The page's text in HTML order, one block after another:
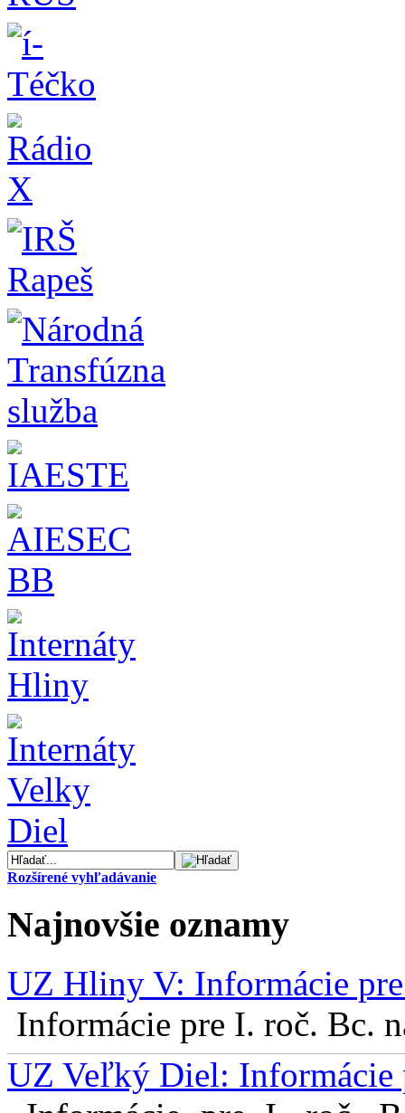
Rozšírené vyhľadávanie
Najnovšie oznamy
UZ Hliny V: Informácie
Informácie pre I. roč. Bc.
UZ Veľký Diel: Informácie